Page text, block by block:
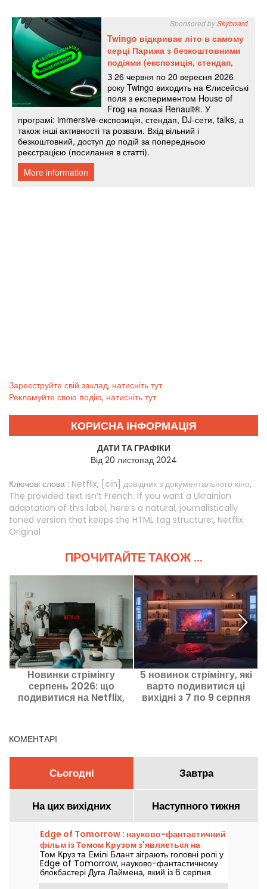
Зареєструйте свій заклад, натисніть тут
Рекламуйте свою подію, натисніть тут
КОРИСНА ІНФОРМАЦІЯ
ДАТИ ТА ГРАФІКИ
Від 20 листопад 2024
Ключові слова : Netflix, [cin] довідник з документального кіно,
The provided text isn’t French. If you want a Ukrainian
adaptation of this label, here’s a natural, journalistically
toned version that keeps the HTML tag structure:, Netflix
Original
ПРОЧИТАЙТЕ ТАКОЖ ...
Новинки стрімінгу
серпень 2026: що
подивитися на Netflix,
5 новинок стрімінгу, які
варто подивитися ці
вихідні з 7 по 9 серпня
КОМЕНТАРІ
Сьогодні Завтра
На цих вихідних Наступного тижня
Edge of Tomorrow : науково-фантастичний
фільм із Томом Крузом з'являється на
Netflix
Том Круз та Емілі Блант зіграють головні ролі у
Edge of Tomorrow, науково-фантастичному
блокбастері Дуга Лаймена, який із 6 серпня
2026 року буде доступний на Netflix.